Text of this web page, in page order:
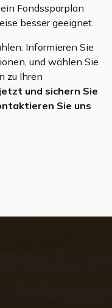
Fondssparplan
besser geeignet.
Informieren Sie
und wählen Sie
zu Ihren
und sichern Sie
Sie uns